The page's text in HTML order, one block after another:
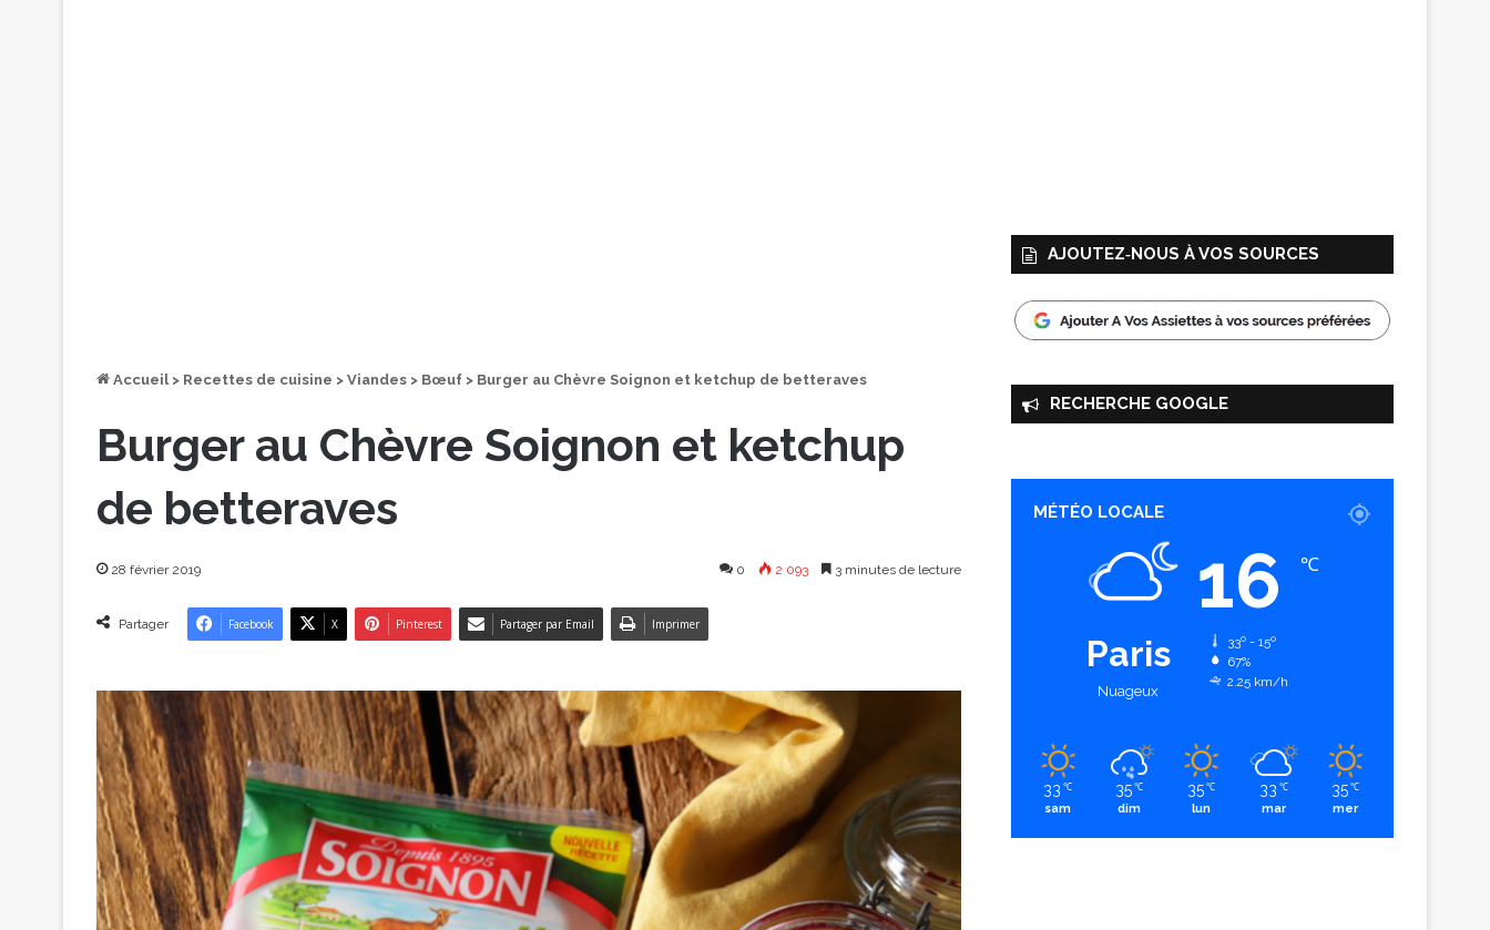
Accueil > Recettes de cuisine > Viandes > Bœuf > Burger au Chèvre Soignon et ketchup de betteraves
Burger au Chèvre Soignon et ketchup
de betteraves
28 février 2019 0 2 093 3 minutes de lecture
Partager Facebook X Pinterest Partager par Email Imprimer
AJOUTEZ‑NOUS À VOS SOURCES
RECHERCHE GOOGLE
MÉTÉO LOCALE
Paris
Nuageux
16 ℃
33º - 15º
67%
2.25 km/h
33 ℃
sam
35 ℃
dim
35 ℃
lun
33 ℃
mar
35 ℃
mer